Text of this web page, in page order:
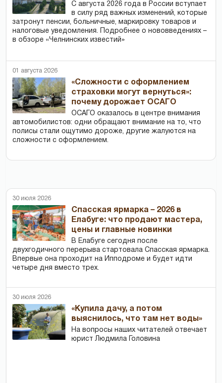
С августа 2026 года в России вступает
в силу ряд важных изменений, которые
затронут пенсии, больничные, маркировку товаров и
налоговые уведомления. Подробнее о нововведениях –
в обзоре «Челнинских известий»
01 августа 2026
«Сложности с оформлением
страховки могут вернуться»:
почему дорожает ОСАГО
ОСАГО оказалось в центре внимания
автомобилистов: одни обращают внимание на то, что
полисы стали ощутимо дороже, другие жалуются на
сложности с оформлением.
30 июля 2026
Спасская ярмарка – 2026 в
Елабуге: что продают мастера,
цены и главные новинки
В Елабуге сегодня после
двухгодичного перерыва стартовала Спасская ярмарка.
Впервые она проходит на Ипподроме и будет идти
четыре дня вместо трех.
30 июля 2026
«Купила дачу, а потом
выяснилось, что там нет воды»
На вопросы наших читателей отвечает
юрист Людмила Головина